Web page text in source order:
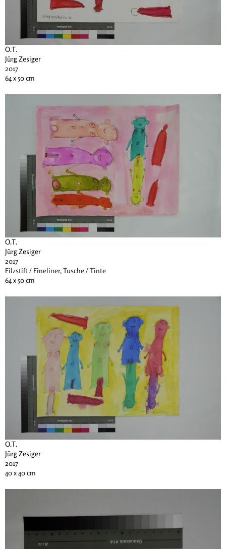
O.T.
Jürg Zesiger
2017
64 x 50 cm
O.T.
Jürg Zesiger
2017
Filzstift / Fineliner, Tusche / Tinte
64 x 50 cm
O.T.
Jürg Zesiger
2017
40 x 40 cm